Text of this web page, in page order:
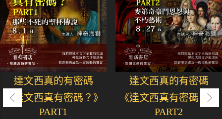
達文西真的有密碼
《達文西真有密碼？》
PART1
達文西真的有密碼
《達文西真有密碼？》
PART2